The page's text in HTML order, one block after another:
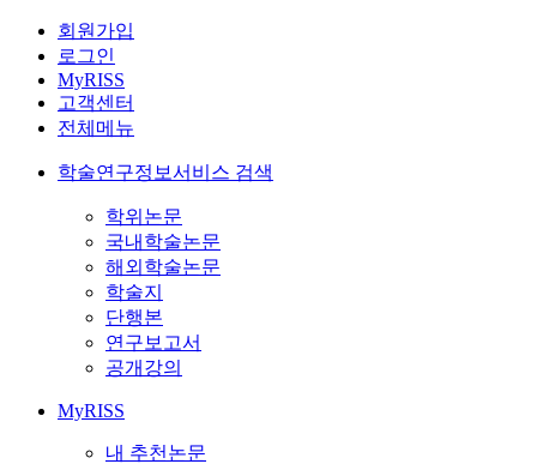
회원가입
로그인
MyRISS
고객센터
전체메뉴
학술연구정보서비스 검색
학위논문
국내학술논문
해외학술논문
학술지
단행본
연구보고서
공개강의
MyRISS
내 추천논문